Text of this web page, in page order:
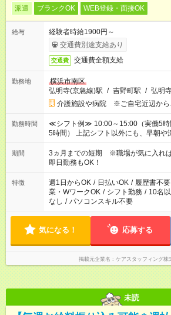
派遣 ブランクOK WEB登録・面接OK
給与
経験者時給1900円～
交通費別途支給あり
交通費 交通費全額支給
勤務地
横浜市南区
弘明寺(京急線)駅 / 吉野町駅 / 弘明
介護施設や病院 ※ご自宅近辺から
勤務時間
≪シフト例≫ 10:00～15:00（実働5時
5時間） 上記シフト以外にも、早朝や深夜など希望の時間帯お聞
かせください！ 事前に担当からヒア
心ください！
期間
3ヵ月までの短期 ※職場が気に入れ
即日勤務もOK！
特徴 週1日からOK / 日払いOK / 履歴書不要
業・WワークOK / シフト勤務 / 10名
なし / パソコンスキル不要
気になる！ 応募する
掲載元企業名 ケアスタッフィング株
未読